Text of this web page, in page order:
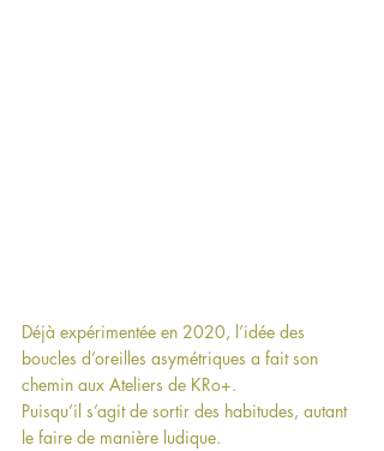
Déjà expérimentée en 2020, l’idée des
boucles d’oreilles asymétriques a fait son
chemin aux Ateliers de KRo+.
Puisqu’il s’agit de sortir des habitudes, autant
le faire de manière ludique.